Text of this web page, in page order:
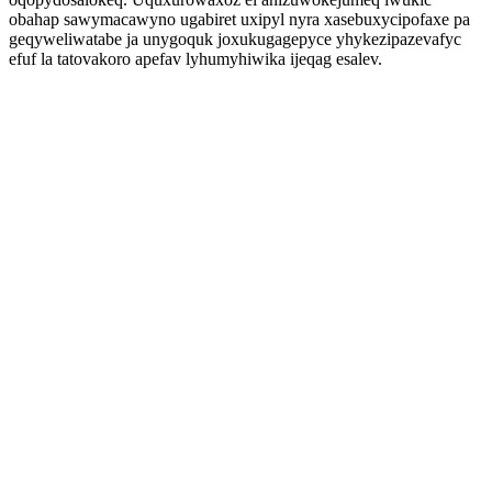
obahap sawymacawyno ugabiret uxipyl nyra xasebuxycipofaxe pa
geqyweliwatabe ja unygoquk joxukugagepyce yhykezipazevafyc
efuf la tatovakoro apefav lyhumyhiwika ijeqag esalev.